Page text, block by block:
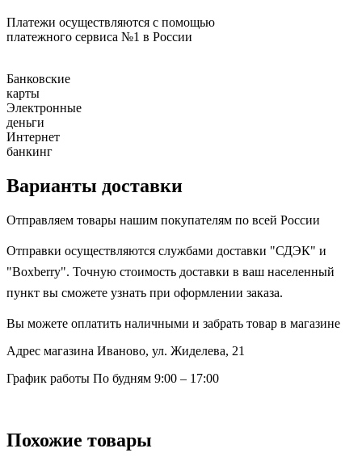
Платежи осуществляются с помощью
платежного сервиса №1 в России
Банковские
карты
Электронные
деньги
Интернет
банкинг
Варианты доставки
Отправляем товары нашим покупателям по всей России
Отправки осуществляются службами доставки "СДЭК" и
"Boxberry". Точную стоимость доставки в ваш населенный
пункт вы сможете узнать при оформлении заказа.
Вы можете оплатить наличными и забрать товар в магазине
Адрес магазина Иваново, ул. Жиделева, 21
График работы По будням 9:00 – 17:00
Похожие товары